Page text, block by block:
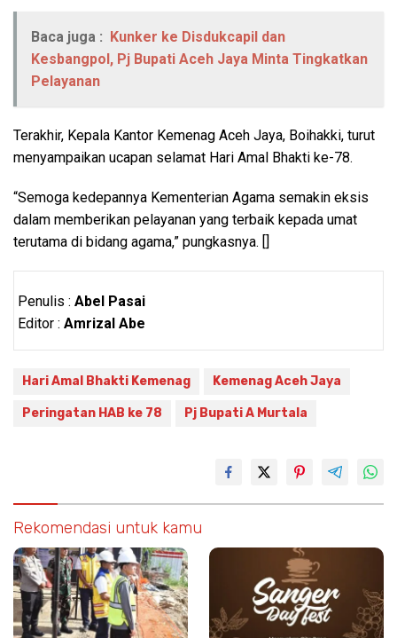
Baca juga :
Kunker ke Disdukcapil dan
Kesbangpol, Pj Bupati Aceh Jaya Minta Tingkatkan
Pelayanan
Terakhir, Kepala Kantor Kemenag Aceh Jaya, Boihakki, turut
menyampaikan ucapan selamat Hari Amal Bhakti ke-78.
“Semoga kedepannya Kementerian Agama semakin eksis
dalam memberikan pelayanan yang terbaik kepada umat
terutama di bidang agama,” pungkasnya. []
Penulis : Abel Pasai
Editor : Amrizal Abe
Hari Amal Bhakti Kemenag Kemenag Aceh Jaya
Peringatan HAB ke 78 Pj Bupati A Murtala
Rekomendasi untuk kamu